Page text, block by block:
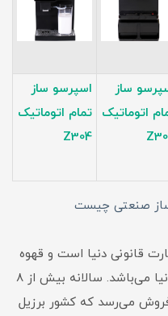
ساز
اتوماتیک
اسپرسو ساز
تمام اتوماتیک
Z304
صنعتی چیست
قانونی دنیا است و قهوه
بعد از آب محبوبترین نوشیدنی در دنیا می‌باشد. سالانه بیش از ۸
می‌رسد که کشور برزیل